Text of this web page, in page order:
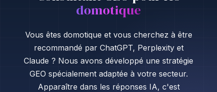
domotique
Vous êtes domotique et vous cherchez à être
recommandé par ChatGPT, Perplexity et
Claude ? Nous avons développé une stratégie
GEO spécialement adaptée à votre secteur.
Apparaître dans les réponses IA, c'est